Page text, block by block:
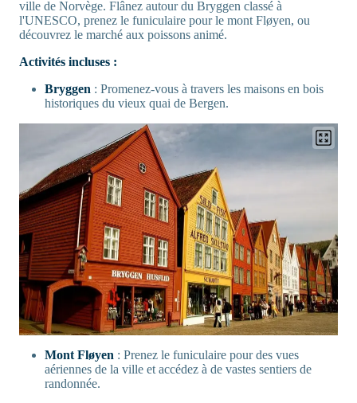
ville de Norvège. Flânez autour du Bryggen classé à
l'UNESCO, prenez le funiculaire pour le mont Fløyen, ou
découvrez le marché aux poissons animé.
Activités incluses :
Bryggen : Promenez-vous à travers les maisons en bois
historiques du vieux quai de Bergen.
Mont Fløyen : Prenez le funiculaire pour des vues
aériennes de la ville et accédez à de vastes sentiers de
randonnée.